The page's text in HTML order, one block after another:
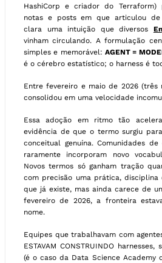
HashiCorp e criador do
notas e posts em que articulou de
clara uma intuição que diversos
vinham circulando. A formulação
simples e memorável: AGENT =
é o cérebro estatístico; o harness é
Entre fevereiro e maio de 2026 (três
consolidou em uma velocidade
Essa adoção em ritmo tão
evidência de que o termo surgiu
conceitual genuína. Comunidades
raramente incorporam novo
Novos termos só ganham tração
com precisão uma prática,
que já existe, mas ainda carece de
fevereiro de 2026, a fronteira
nome.
Equipes que trabalhavam com
ESTAVAM CONSTRUINDO
(é o caso da Data Science Academy